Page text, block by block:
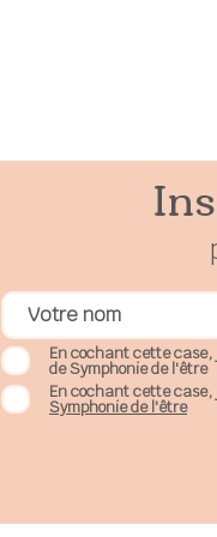
En cochant cette
de Symphonie de l'être
En cochant cette
Symphonie de l'être